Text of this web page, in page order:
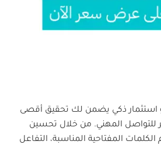
استثمار ذكي يضمن لك تحقيق أقصى
للتواصل المهني. من خلال تحسين
المفتاحية المناسبة، التفاعل